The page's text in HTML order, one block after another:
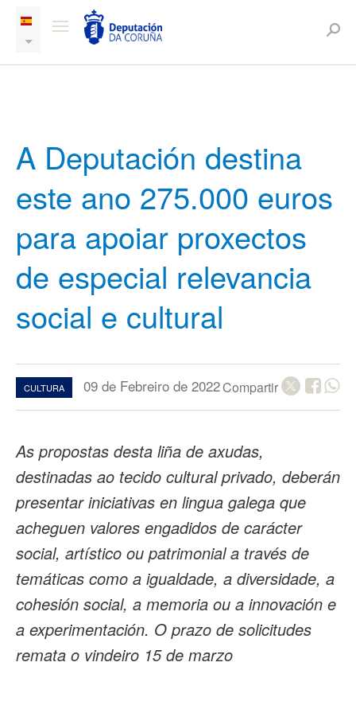
A Deputación destina
este ano 275.000 euros
para apoiar proxectos
de especial relevancia
social e cultural
CULTURA 09 de Febreiro de 2022Compartir
As propostas desta liña de axudas,
destinadas ao tecido cultural privado, deberán
presentar iniciativas en lingua galega que
acheguen valores engadidos de carácter
social, artístico ou patrimonial a través de
temáticas como a igualdade, a diversidade, a
cohesión social, a memoria ou a innovación e
a experimentación. O prazo de solicitudes
remata o vindeiro 15 de marzo